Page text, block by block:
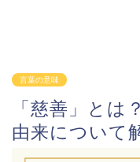
言葉の意味
「慈善」とは
由来について